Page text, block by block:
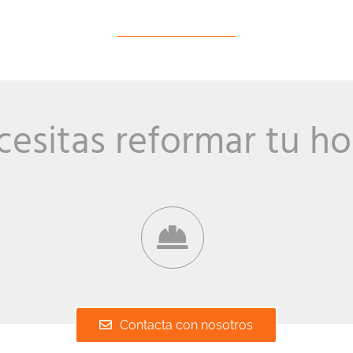
reformar tu
Contacta con nosotros